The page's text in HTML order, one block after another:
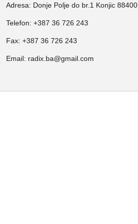
Adresa: Donje Polje do br.1 Konjic 88400
Telefon: +387 36 726 243
Fax: +387 36 726 243
Email: radix.ba@gmail.com